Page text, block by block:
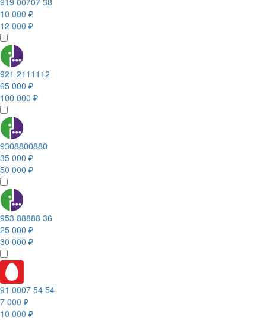
10 000 ₽
12 000 ₽
921 2111112
65 000 ₽
100 000 ₽
9308800880
35 000 ₽
50 000 ₽
953 88888 36
25 000 ₽
30 000 ₽
91 0007 54 54
7 000 ₽
10 000 ₽